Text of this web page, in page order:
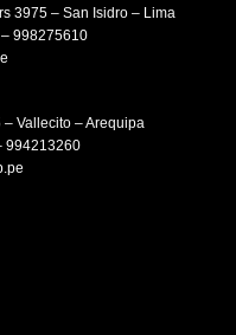
3975 – San Isidro – Lima
998275610
Vallecito – Arequipa
994213260